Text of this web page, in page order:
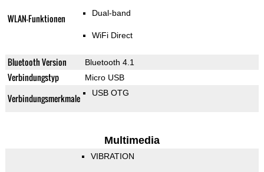
WLAN-Funktionen Dual-band
WiFi Direct
Bluetooth Version Bluetooth 4.1
Verbindungstyp Micro USB
Verbindungsmerkmale USB OTG
Multimedia
VIBRATION